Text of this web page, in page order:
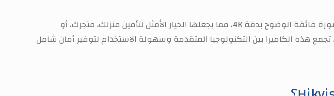
أداءً متميزًا وجودة صورة فائقة الوضوح بدقة 4K، مما يجعلها الخيار الأمثل لتأمين منزلك، متجرك، أو
هذه الكاميرا بين التكنولوجيا المتقدمة وسهولة الاستخدام لتوفير أمان شامل